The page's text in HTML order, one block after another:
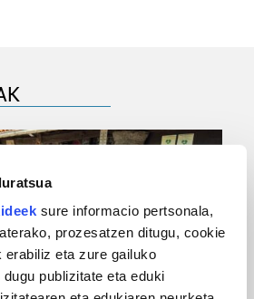
sure informacio pertsonala,
prozesatzen ditugu, cookie
erabiliz eta zure gailuko
publizitate eta eduki